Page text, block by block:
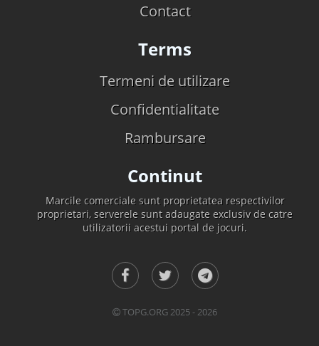
Contact
Terms
Termeni de utilizare
Confidentialitate
Rambursare
Continut
Marcile comerciale sunt proprietatea respectivilor
proprietari, serverele sunt adaugate exclusiv de catre
utilizatorii acestui portal de jocuri.
TOPG.ORG 2025 - 2026